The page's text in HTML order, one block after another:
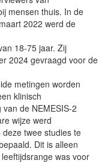
mensen thuis. In de
2022 werd de
18-75 jaar. Zij
2024 gevraagd voor de
metingen worden
klinisch
de NEMESIS-2
wijze werd
twee studies te
Dit is alleen
was voor